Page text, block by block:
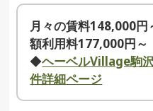
月々の賃料148,000円
額利用料177,000円～
◆ヘーベルVillage駒
件詳細ページ